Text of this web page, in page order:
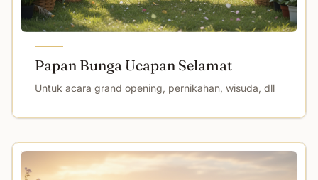
Papan Bunga Ucapan Selamat
Untuk acara grand opening, pernikahan, wisuda, dll